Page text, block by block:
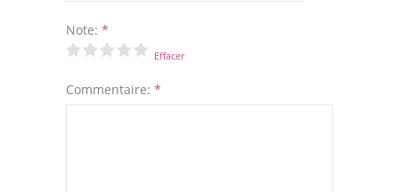
Note: *
Effacer
Commentaire: *